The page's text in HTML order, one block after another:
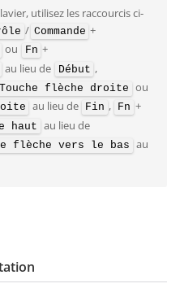
utilisez les raccourcis ci-
/ Commande +
ou Fn +
au lieu de Début ,
Touche flèche droite ou
au lieu de Fin , Fn +
haut au lieu de
flèche vers le bas au